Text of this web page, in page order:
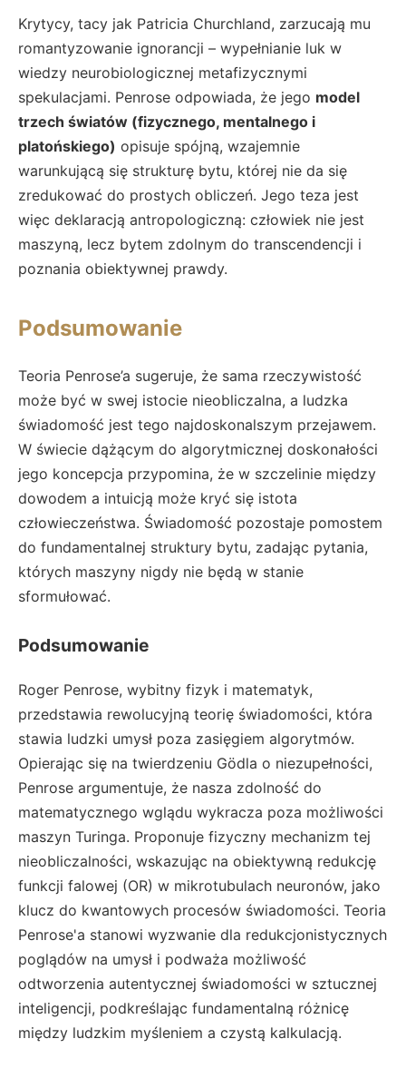
Krytycy, tacy jak Patricia Churchland, zarzucają mu
romantyzowanie ignorancji – wypełnianie luk w
wiedzy neurobiologicznej metafizycznymi
spekulacjami. Penrose odpowiada, że jego model
trzech światów (fizycznego, mentalnego i
platońskiego) opisuje spójną, wzajemnie
warunkującą się strukturę bytu, której nie da się
zredukować do prostych obliczeń. Jego teza jest
więc deklaracją antropologiczną: człowiek nie jest
maszyną, lecz bytem zdolnym do transcendencji i
poznania obiektywnej prawdy.
Podsumowanie
Teoria Penrose’a sugeruje, że sama rzeczywistość
może być w swej istocie nieobliczalna, a ludzka
świadomość jest tego najdoskonalszym przejawem.
W świecie dążącym do algorytmicznej doskonałości
jego koncepcja przypomina, że w szczelinie między
dowodem a intuicją może kryć się istota
człowieczeństwa. Świadomość pozostaje pomostem
do fundamentalnej struktury bytu, zadając pytania,
których maszyny nigdy nie będą w stanie
sformułować.
Podsumowanie
Roger Penrose, wybitny fizyk i matematyk,
przedstawia rewolucyjną teorię świadomości, która
stawia ludzki umysł poza zasięgiem algorytmów.
Opierając się na twierdzeniu Gödla o niezupełności,
Penrose argumentuje, że nasza zdolność do
matematycznego wglądu wykracza poza możliwości
maszyn Turinga. Proponuje fizyczny mechanizm tej
nieobliczalności, wskazując na obiektywną redukcję
funkcji falowej (OR) w mikrotubulach neuronów, jako
klucz do kwantowych procesów świadomości. Teoria
Penrose'a stanowi wyzwanie dla redukcjonistycznych
poglądów na umysł i podważa możliwość
odtworzenia autentycznej świadomości w sztucznej
inteligencji, podkreślając fundamentalną różnicę
między ludzkim myśleniem a czystą kalkulacją.